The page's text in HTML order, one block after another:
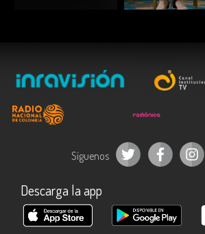
Síguenos
Descarga la app